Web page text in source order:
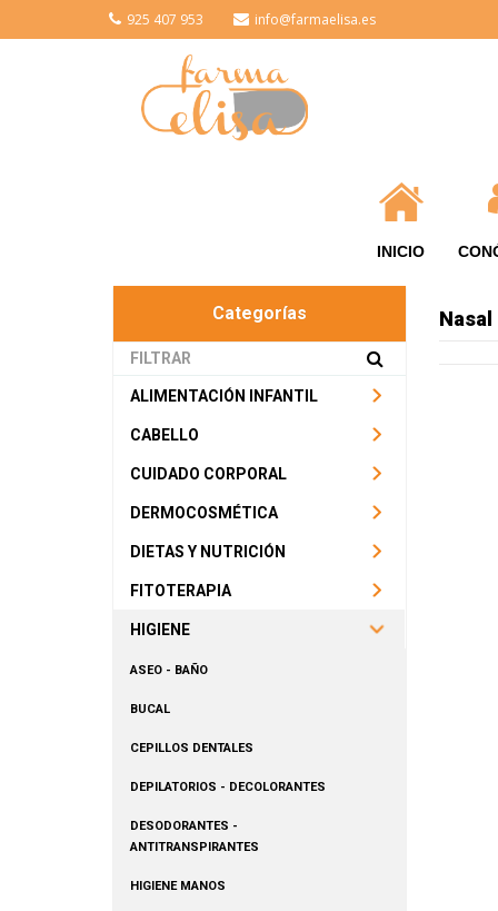
925 407 953 info@farmaelisa.es
INICIO
Categorías
ALIMENTACIÓN INFANTIL
CABELLO
CUIDADO CORPORAL
DERMOCOSMÉTICA
DIETAS Y NUTRICIÓN
FITOTERAPIA
HIGIENE
ASEO - BAÑO
BUCAL
CEPILLOS DENTALES
DEPILATORIOS - DECOLORANTES
DESODORANTES -
ANTITRANSPIRANTES
HIGIENE MANOS
Nasal